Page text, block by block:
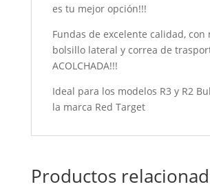
es tu mejor opción!!!
Fundas de excelente calidad, con
bolsillo lateral y correa de
ACOLCHADA!!!
Ideal para los modelos R3 y R2
la marca Red Target
Productos